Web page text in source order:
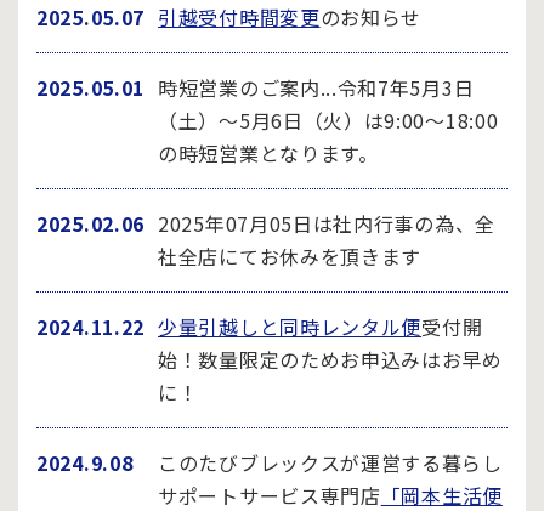
2025.05.07 引越受付時間変更のお知らせ
2025.05.01 時短営業のご案内...令和7年5月3日
（土）～5月6日（火）は9:00～18:00
の時短営業となります。
2025.02.06 2025年07月05日は社内行事の為、全
社全店にてお休みを頂きます
2024.11.22 少量引越しと同時レンタル便受付開
始！数量限定のためお申込みはお早め
に！
2024.9.08
このたびブレックスが運営する暮らし
サポートサービス専門店 「岡本生活便